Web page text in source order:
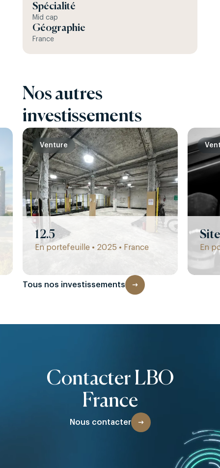
Spécialité
Mid cap
Géographie
France
Nos autres
investissements
Venture
12.5
En portefeuille • 2025 • France En
Tous nos investissements
Contacter LBO
France
Nous contacter